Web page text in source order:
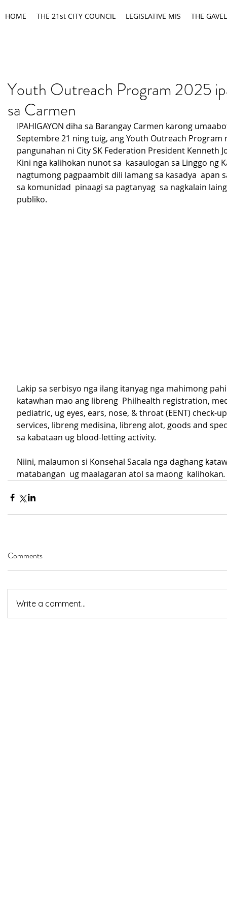
HOME THE 21st CITY COUNCIL LEGISLATIVE MIS THE GAVEL
Youth Outreach Program 2025
sa Carmen
IPAHIGAYON diha sa Barangay Carmen karong
Septembre 21 ning tuig, ang Youth Outreach Program
pangunahan ni City SK Federation President Kenneth
Kini nga kalihokan nunot sa  kasaulogan sa Linggo ng
nagtumong pagpaambit dili lamang sa kasadya  apan
sa komunidad  pinaagi sa pagtanyag  sa nagkalain
publiko.
Lakip sa serbisyo nga ilang itanyag nga mahimong
katawhan mao ang libreng  Philhealth registration,
pediatric, ug eyes, ears, nose, & throat (EENT) check-
services, libreng medisina, libreng alot, goods and
sa kabataan ug blood-letting activity.
Niini, malaumon si Konsehal Sacala nga daghang
matabangan  ug maalagaran atol sa maong  kalihokan.
Comments
Write a comment...